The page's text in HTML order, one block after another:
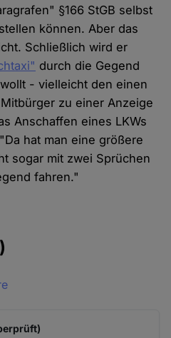
§166 StGB selbst
können. Aber das
Schließlich wird er
durch die Gegend
- vielleicht den einen
zu einer Anzeige
Anschaffen eines LKWs
hat man eine größere
sogar mit zwei Sprüchen
fahren."